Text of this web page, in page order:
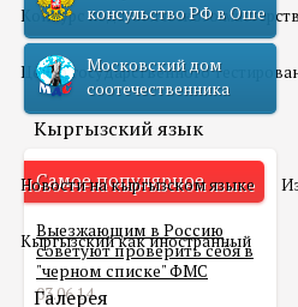
Конкурс педагогического
Центр государственного
Кыргызский язык
Новости на кыргызском языке
Кыргызский как иностранный
Галерея
консульство РФ в Оше
Московский дом
соотечественника
Самое популярное
Выезжающим в Россию
советуют проверить себя в
"черном списке" ФМС
03.06.14